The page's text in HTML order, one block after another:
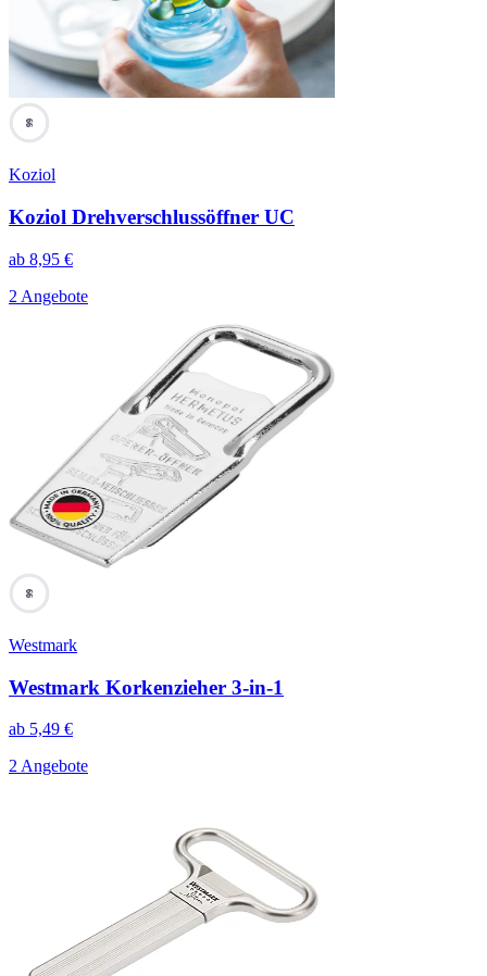
66
Koziol
Koziol Drehverschlussöffner UC
ab 8,95 €
2 Angebote
66
Westmark
Westmark Korkenzieher 3-in-1
ab 5,49 €
2 Angebote